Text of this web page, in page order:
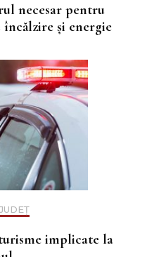
necesar pentru
și energie
implicate la